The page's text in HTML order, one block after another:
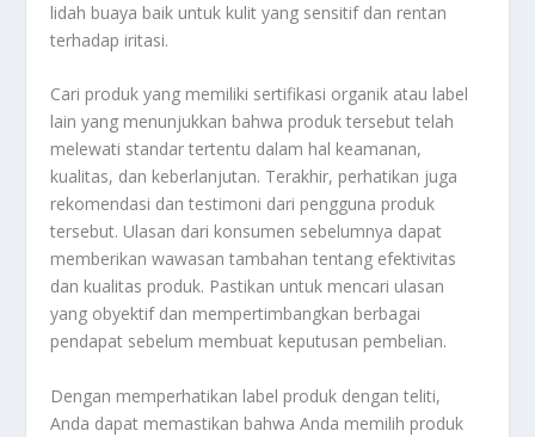
lidah buaya baik untuk kulit yang sensitif dan rentan
terhadap iritasi.
Cari produk yang memiliki sertifikasi organik atau label
lain yang menunjukkan bahwa produk tersebut telah
melewati standar tertentu dalam hal keamanan,
kualitas, dan keberlanjutan. Terakhir, perhatikan juga
rekomendasi dan testimoni dari pengguna produk
tersebut. Ulasan dari konsumen sebelumnya dapat
memberikan wawasan tambahan tentang efektivitas
dan kualitas produk. Pastikan untuk mencari ulasan
yang obyektif dan mempertimbangkan berbagai
pendapat sebelum membuat keputusan pembelian.
Dengan memperhatikan label produk dengan teliti,
Anda dapat memastikan bahwa Anda memilih produk